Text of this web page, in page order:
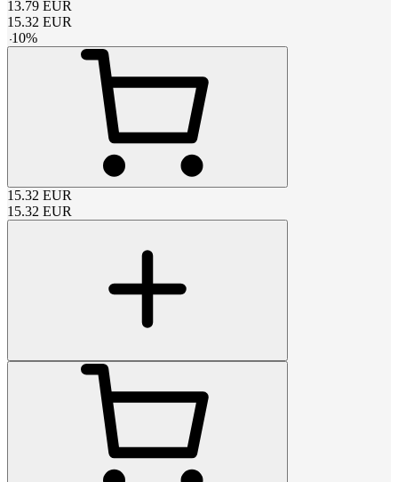
13.79 EUR
15.32 EUR
-10%
15.32 EUR
15.32 EUR